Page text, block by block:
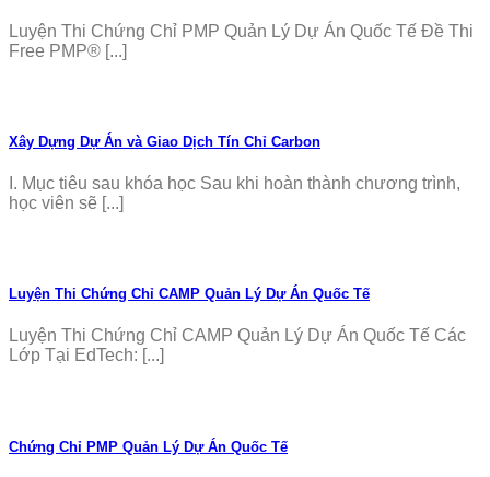
Luyện Thi Chứng Chỉ PMP Quản Lý Dự Án Quốc Tế Đề Thi
Free PMP® [...]
Xây Dựng Dự Án và Giao Dịch Tín Chỉ Carbon
I. Mục tiêu sau khóa học Sau khi hoàn thành chương trình,
học viên sẽ [...]
Luyện Thi Chứng Chỉ CAMP Quản Lý Dự Án Quốc Tế
Luyện Thi Chứng Chỉ CAMP Quản Lý Dự Án Quốc Tế Các
Lớp Tại EdTech: [...]
Chứng Chỉ PMP Quản Lý Dự Án Quốc Tế